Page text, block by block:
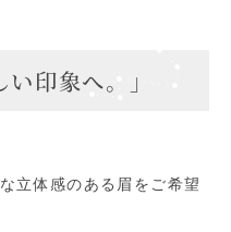
印象へ。」
立体感のある眉をご希望